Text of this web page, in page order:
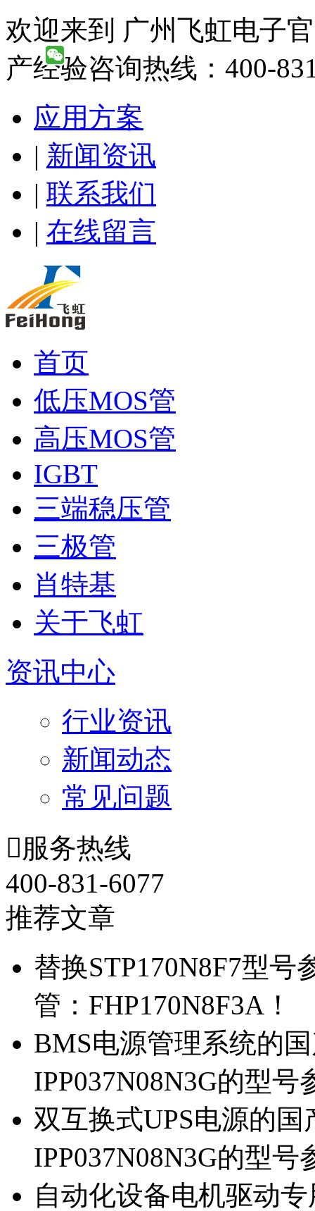
欢迎来到 广州飞虹电子
产经验咨询热线：400-
应用方案
| 新闻资讯
| 联系我们
| 在线留言
首页
低压MOS管
高压MOS管
IGBT
三端稳压管
三极管
肖特基
关于飞虹
资讯中心
行业资讯
新闻动态
常见问题
服务热线
400-831-6077
推荐文章
替换STP170N8F7型
管：FHP170N8F3A！
BMS电源管理系统的
IPP037N08N3G的型号
双互换式UPS电源的
IPP037N08N3G的型号
自动化设备电机驱动